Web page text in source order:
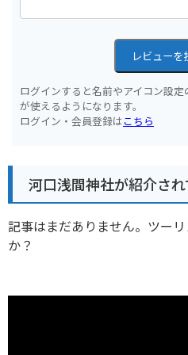
レビューを
ログインすると名前やアイコン設
が使えるようになります。
ログイン・会員登録はこちら
河口浅間神社が紹介さ
記事はまだありません。ツー
か？